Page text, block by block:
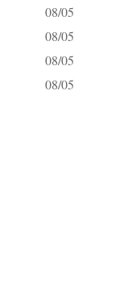
08/05
08/05
08/05
08/05